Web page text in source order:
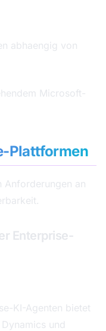
abhaengig von
Microsoft-
Plattformen
Anforderungen an
Enterprise-
KI-Agenten bietet
und